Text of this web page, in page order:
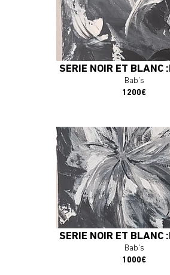
SÉRIE NOIR ET BLANC
Bab's
1200€
SÉRIE NOIR ET BLANC
Bab's
1000€
J'ACHÈTE
En savoir plus
J'ACHÈTE